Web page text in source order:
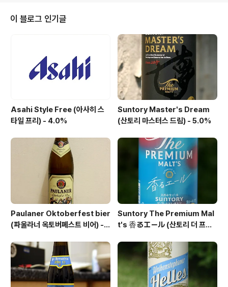
양조장의 총수였던 Henri Maes 에게 특별히 의뢰했던 맥
주가 '스트라페 헨드릭' 으로서 본래는 한정 맥주로서 제작
된 '스트라페 헨드릭' 이었지만, 좋았던 반응 덕택에 양조장
의 상시 맥주로 자리잡게되었습니다. 스트라페 헨드릭(Str
affe Hendr..
이 블로그 인기글
Asahi Style Free (아사히 스
타일 프리) - 4.0%
Suntory Master's Dream
(산토리 마스터스 드림) - 5.0%
Paulaner Oktoberfest bier
(파울라너 옥토버페스트 비어) -
Suntory The Premium Mal
t's 香るエール (산토리 더 프리